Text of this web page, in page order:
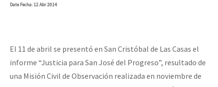
DateFecha: 12 Abr 2014
El 11 de abril se presentó en San Cristóbal de Las Casas el
informe “Justicia para San José del Progreso”, resultado de
una Misión Civil de Observación realizada en noviembre de